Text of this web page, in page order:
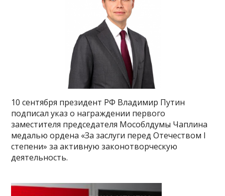
10 сентября президент РФ Владимир Путин
подписал указ о награждении первого
заместителя председателя Мособлдумы Чаплина
медалью ордена «За заслуги перед Отечеством I
степени» за активную законотворческую
деятельность.